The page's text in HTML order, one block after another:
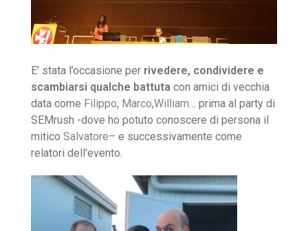
E’ stata l’occasione per rivedere, condividere e
scambiarsi qualche battuta con amici di vecchia
data come Filippo, Marco,William… prima al party di
SEMrush -dove ho potuto conoscere di persona il
mitico Salvatore– e successivamente come
relatori dell’evento.